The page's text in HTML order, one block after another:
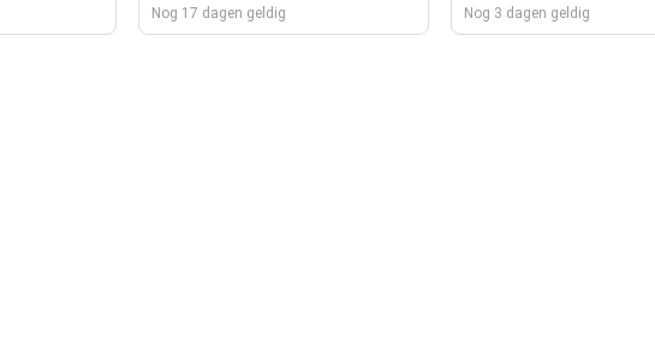
Nog 17 dagen geldig Nog 3 dagen geldig